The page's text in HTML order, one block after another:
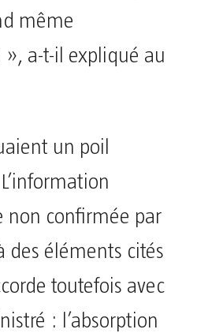
même
a-t-il expliqué au
un poil
non confirmée par
des éléments cités
toutefois avec
: l’absorption